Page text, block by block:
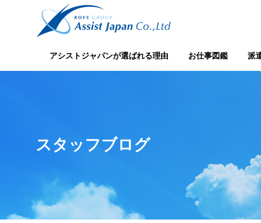
アシストジャパンが選ばれる理由 お仕事図鑑 派
スタッフブログ